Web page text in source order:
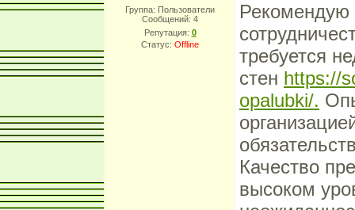
Группа: Пользователи
Сообщений: 4
Репутация: 0
Статус: Offline
Рекомендую
требуется
стен https://
opalubki/.
Качество
высоком